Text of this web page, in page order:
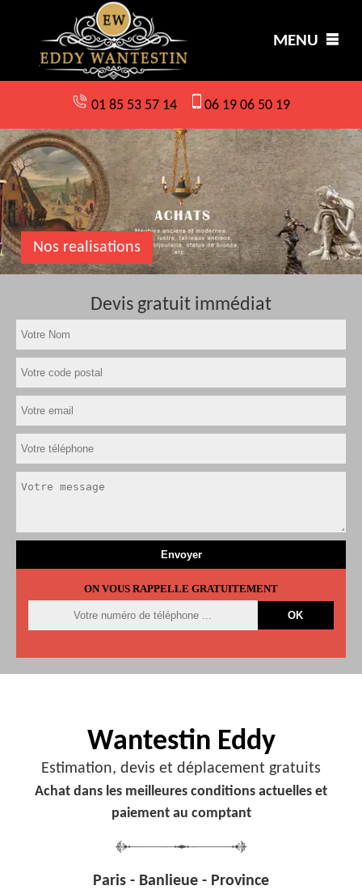
MENU
01 85 53 57 14 06 19 06 50 19
Nos realisations
Devis gratuit immédiat
ON VOUS RAPPELLE GRATUITEMENT
Wantestin Eddy
Estimation, devis et déplacement gratuits
Achat dans les meilleures conditions actuelles et
paiement au comptant
Paris - Banlieue - Province